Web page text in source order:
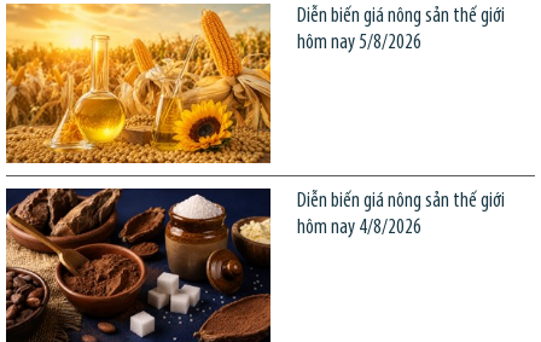
Diễn biến giá nông sản thế giới
hôm nay 5/8/2026
Diễn biến giá nông sản thế giới
hôm nay 4/8/2026